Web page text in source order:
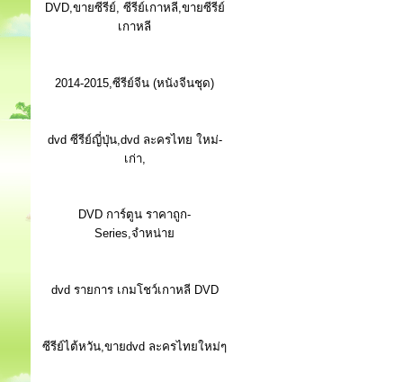
DVD,ขายซีรีย์, ซีรีย์เกาหลี,ขายซีรีย์
เกาหลี
2014-2015,ซีรีย์จีน (หนังจีนชุด)
dvd ซีรีย์ญี่ปุ่น,dvd ละครไทย ใหม่-
เก่า,
DVD การ์ตูน ราคาถูก-
Series,จำหน่าย
dvd รายการ เกมโชว์เกาหลี DVD
ซีรีย์ไต้หวัน,ขายdvd ละครไทยใหม่ๆ